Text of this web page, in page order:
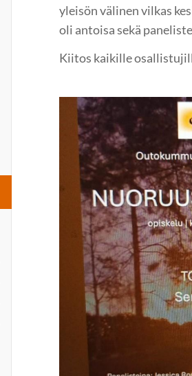
yleisön välinen vilkas
oli antoisa sekä
Kiitos kaikille